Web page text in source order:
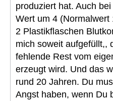
produziert hat. Auch
Wert um 4 (Normalwert
2 Plastikflaschen
mich soweit aufgefüllt,,
fehlende Rest vom
erzeugt wird. Und das
rund 20 Jahren. Du
Angst haben, wenn Du